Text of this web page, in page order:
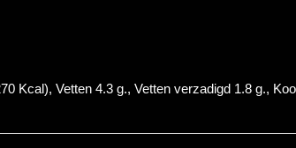
Kcal), Vetten 4.3 g., Vetten verzadigd 1.8 g.,